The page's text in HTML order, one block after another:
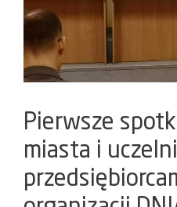
Pierwsze
miasta i